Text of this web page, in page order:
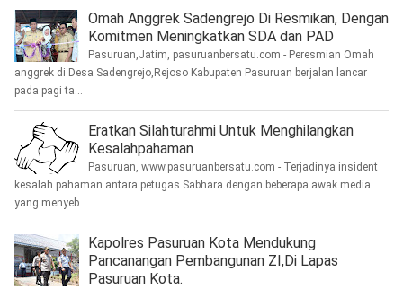
Omah Anggrek Sadengrejo Di Resmikan, Dengan
Komitmen Meningkatkan SDA dan PAD
Pasuruan,Jatim, pasuruanbersatu.com - Peresmian Omah
anggrek di Desa Sadengrejo,Rejoso Kabupaten Pasuruan berjalan lancar
pada pagi ta...
Eratkan Silahturahmi Untuk Menghilangkan
Kesalahpahaman
Pasuruan, www.pasuruanbersatu.com - Terjadinya insident
kesalah pahaman antara petugas Sabhara dengan beberapa awak media
yang menyeb...
Kapolres Pasuruan Kota Mendukung
Pancanangan Pembangunan ZI,Di Lapas
Pasuruan Kota.